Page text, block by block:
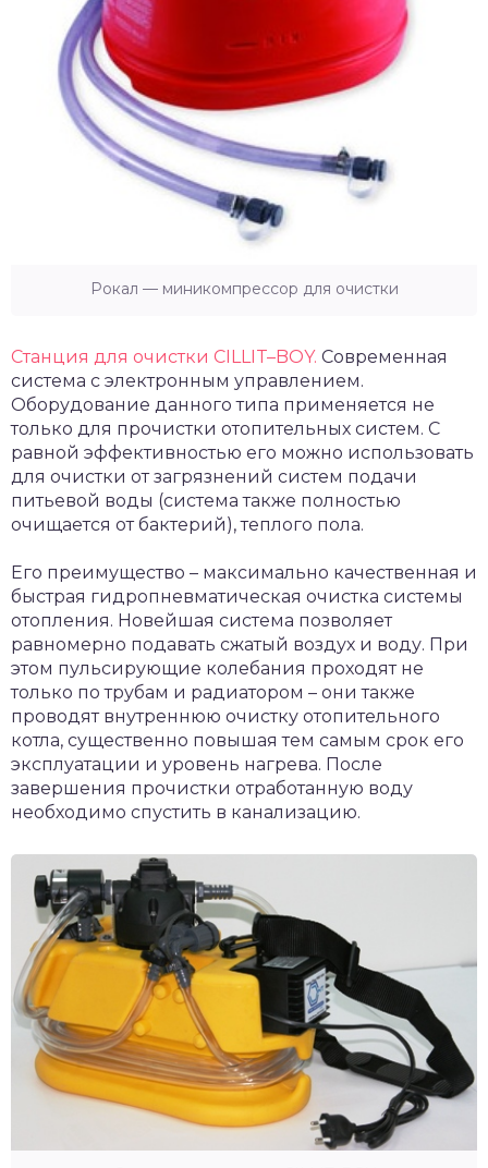
Рокал — миникомпрессор для очистки
Станция для очистки CILLIT–BOY. Современная
система с электронным управлением.
Оборудование данного типа применяется не
только для прочистки отопительных систем. С
равной эффективностью его можно использовать
для очистки от загрязнений систем подачи
питьевой воды (система также полностью
очищается от бактерий), теплого пола.
Его преимущество – максимально качественная и
быстрая гидропневматическая очистка системы
отопления. Новейшая система позволяет
равномерно подавать сжатый воздух и воду. При
этом пульсирующие колебания проходят не
только по трубам и радиатором – они также
проводят внутреннюю очистку отопительного
котла, существенно повышая тем самым срок его
эксплуатации и уровень нагрева. После
завершения прочистки отработанную воду
необходимо спустить в канализацию.